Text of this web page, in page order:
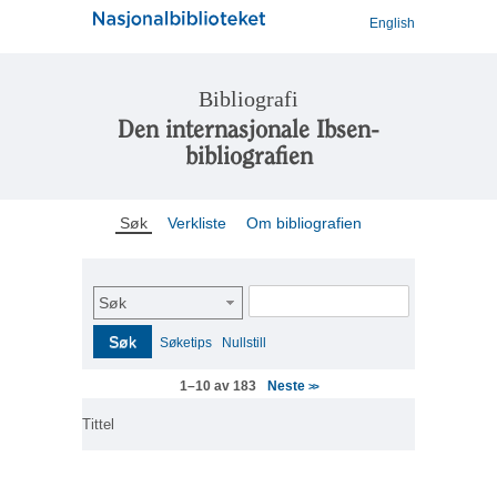
English
Bibliografi
Den internasjonale Ibsen-
bibliografien
Søk Verkliste Om bibliografien
Søk
Søk Søketips Nullstill
1–10 av 183 Neste >>
Tittel